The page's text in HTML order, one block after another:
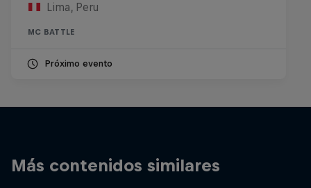
Lima, Peru
MC BATTLE
Próximo evento
Más contenidos similares